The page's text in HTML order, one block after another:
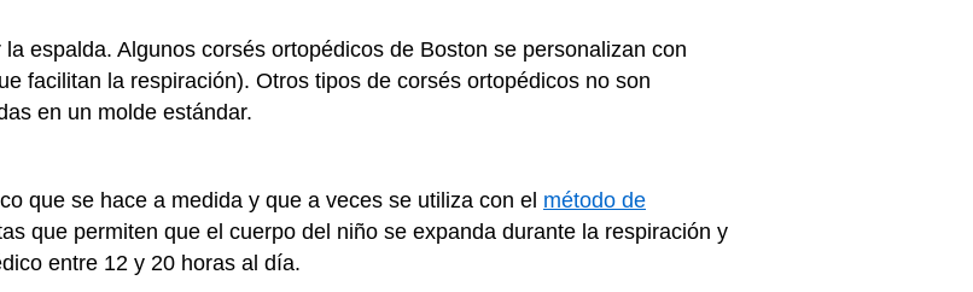
espalda. Algunos corsés ortopédicos de Boston se personalizan con
facilitan la respiración). Otros tipos de corsés ortopédicos no son
en un molde estándar.
que se hace a medida y que a veces se utiliza con el método de
que permiten que el cuerpo del niño se expanda durante la respiración y
entre 12 y 20 horas al día.